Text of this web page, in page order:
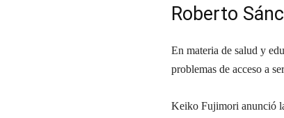
Roberto
En materia de salud y
problemas de acceso a
Keiko Fujimori anunció